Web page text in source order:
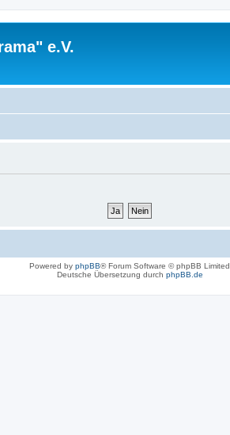
e.V.
Powered by phpBB® Forum Software © phpBB Limited
Deutsche Übersetzung durch phpBB.de